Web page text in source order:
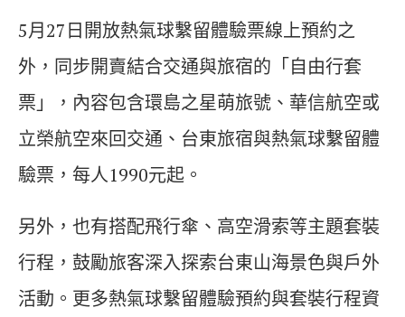
5月27日開放熱氣球繫留體驗票線上預約之
外，同步開賣結合交通與旅宿的「自由行套
票」，內容包含環島之星萌旅號、華信航空或
立榮航空來回交通、台東旅宿與熱氣球繫留體
驗票，每人1990元起。
另外，也有搭配飛行傘、高空滑索等主題套裝
行程，鼓勵旅客深入探索台東山海景色與戶外
活動。更多熱氣球繫留體驗預約與套裝行程資